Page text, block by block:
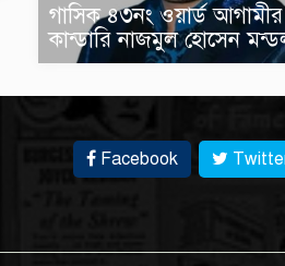
গাসিক ৪৩নং ওয়ার্ড আগামীর
কান্ডারি নাজমুল হোসেন
Facebook